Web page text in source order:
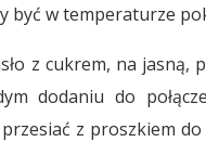
być w temperaturze
z cukrem, na jasną,
dodaniu do
z proszkiem